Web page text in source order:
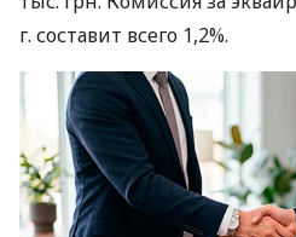
г. составит всего 1,2%.